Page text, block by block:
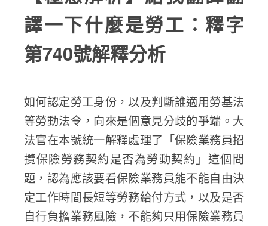
譯一下什麼是勞工：釋字
第740號解釋分析
如何認定勞工身份，以及判斷誰適用勞基法
等勞動法令，向來是個意見分歧的爭端。大
法官在本號統一解釋處理了「保險業務員招
攬保險勞務契約是否為勞動契約」這個問
題，認為應該要看保險業務員能不能自由決
定工作時間長短等勞務給付方式，以及是否
自行負擔業務風險，不能夠只用保險業務員